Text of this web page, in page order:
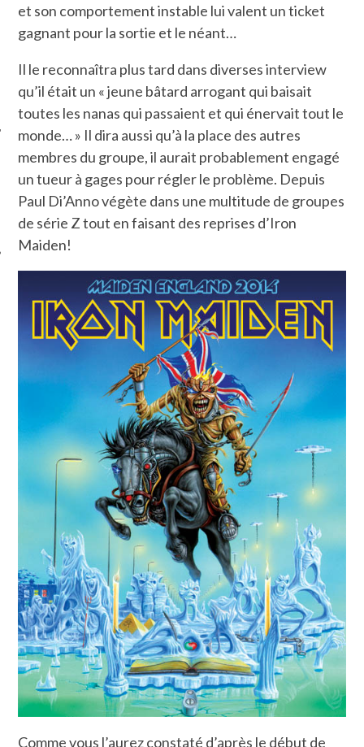
SOCIAUX
et son comportement instable lui valent un ticket
gagnant pour la sortie et le néant…
Il le reconnaîtra plus tard dans diverses interview
qu’il était un « jeune bâtard arrogant qui baisait
toutes les nanas qui passaient et qui énervait tout le
monde… » Il dira aussi qu’à la place des autres
membres du groupe, il aurait probablement engagé
un tueur à gages pour régler le problème. Depuis
Paul Di’Anno végète dans une multitude de groupes
de série Z tout en faisant des reprises d’Iron
Maiden!
Comme vous l’aurez constaté d’après le début de